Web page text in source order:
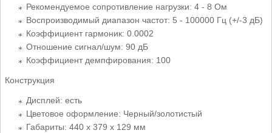
Рекомендуемое сопротивление нагрузки: 4 - 8 Ом
Воспроизводимый диапазон частот: 5 - 100000 Гц (+/-3 дБ)
Коэффициент гармоник: 0.0002
Отношение сигнал/шум: 90 дБ
Коэффициент демпфирования: 100
Конструкция
Дисплей: есть
Цветовое оформление: Черный/золотистый
Габариты: 440 x 379 x 129 мм